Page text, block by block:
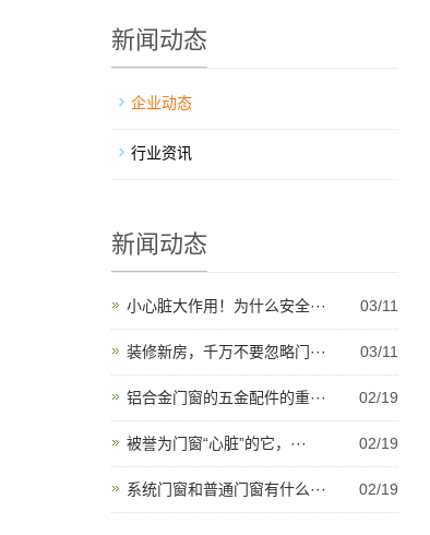
新闻动态
企业动态
行业资讯
新闻动态
小心脏大作用！为什么安全··· 03/11
装修新房，千万不要忽略门··· 03/11
铝合金门窗的五金配件的重··· 02/19
被誉为门窗“心脏”的它，··· 02/19
系统门窗和普通门窗有什么··· 02/19